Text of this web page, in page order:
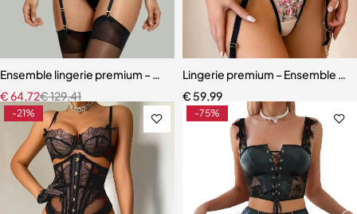
Ensemble lingerie premium – Bas, soutien-gorge et accessoires
€129,41
€64,72
Lingerie premium – Ensemble
€ 59,99
-21% -75%